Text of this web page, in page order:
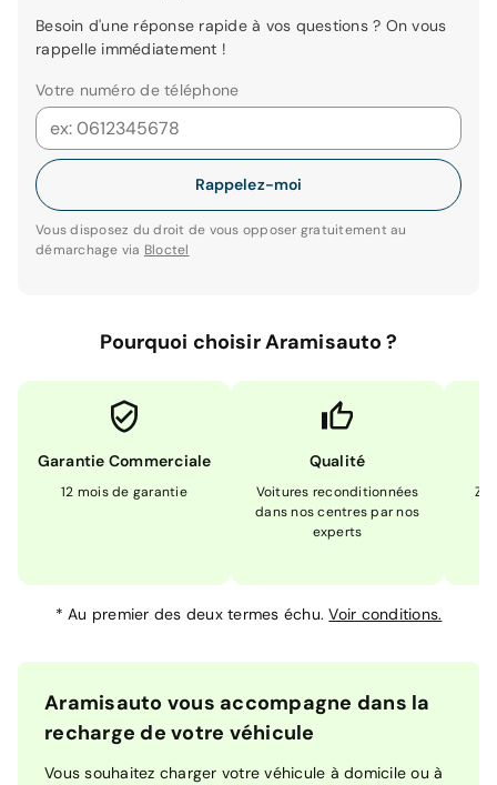
Besoin d'une réponse rapide à vos questions ? On vous
rappelle immédiatement !
Votre numéro de téléphone
Rappelez-moi
Vous disposez du droit de vous opposer gratuitement au
démarchage via Bloctel
Pourquoi choisir Aramisauto ?
Garantie Commerciale
12 mois de garantie
Qualité
Voitures reconditionnées
dans nos centres par nos
experts
*Au premier des deux termes échu.Voir conditions.
Aramisauto vous accompagne dans la
recharge de votre véhicule
Vous souhaitez charger votre véhicule à domicile ou à